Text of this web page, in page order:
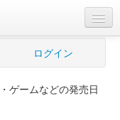
ログイン
ゲームなどの発売日